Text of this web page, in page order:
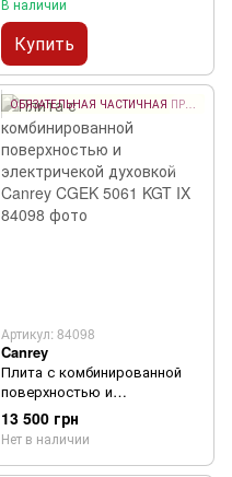
Купить
ОБЯЗАТЕЛЬНАЯ ЧАСТИЧНАЯ ПРЕДОПЛАТА 10%
Артикул: 84098
Canrey
Плита с комбинированной
поверхностью и
электричекой духовкой
Canrey CGEK 5061 KGT IX
13 500 грн
Нет в наличии